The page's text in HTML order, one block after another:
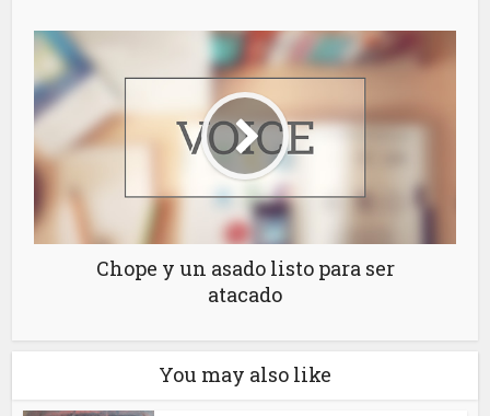
Chope y un asado listo para ser
atacado
You may also like